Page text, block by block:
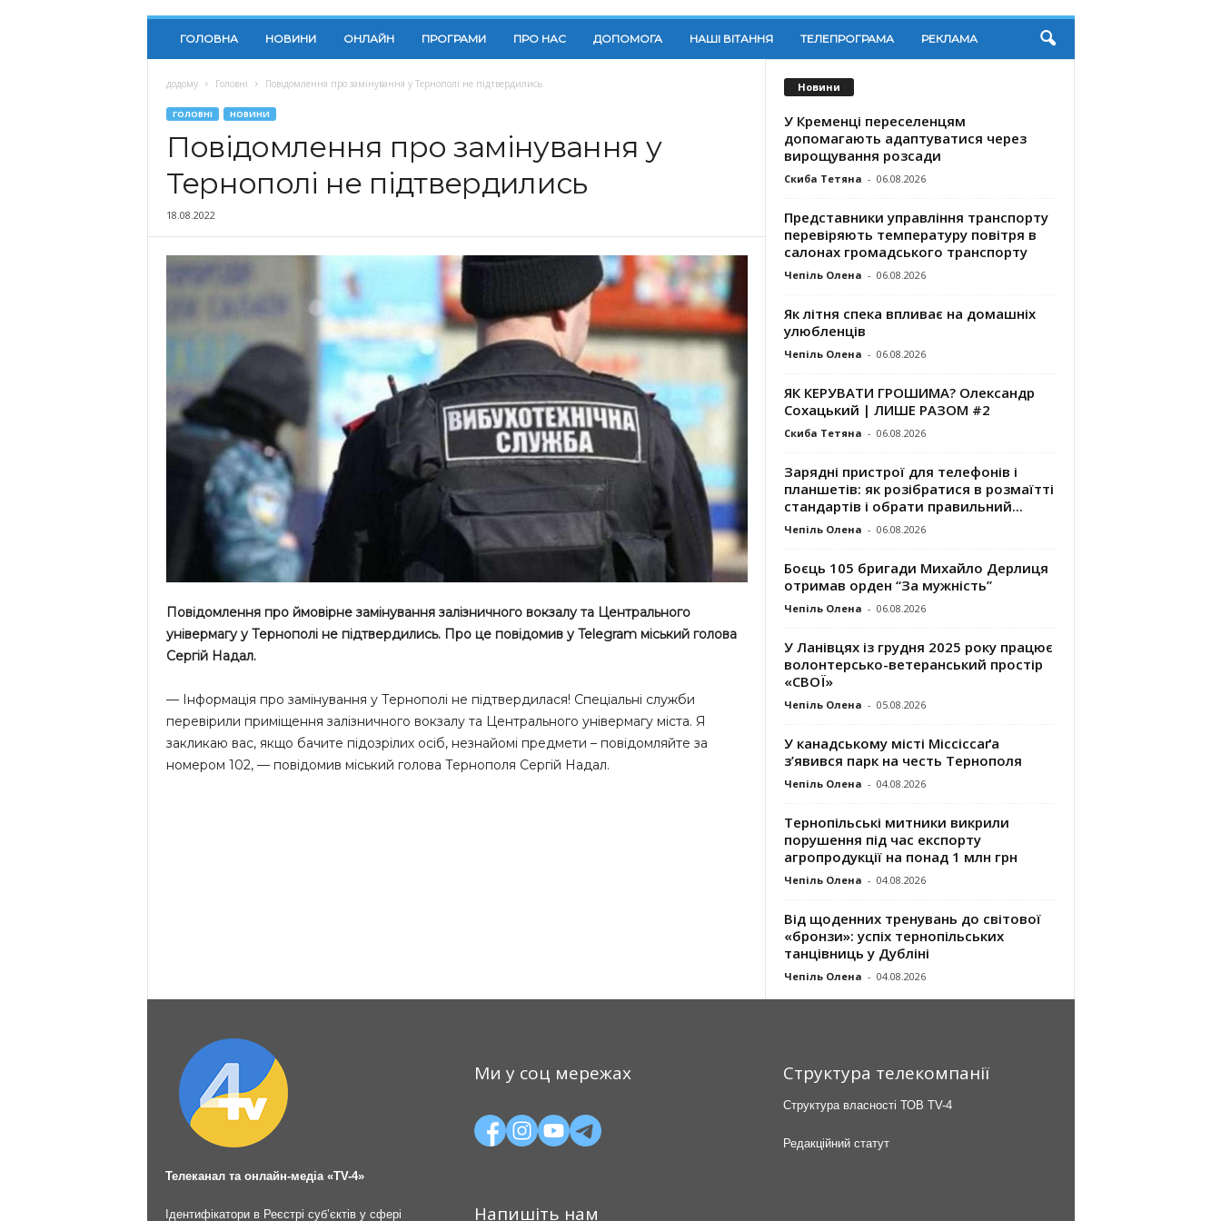
ГОЛОВНА НОВИНИ ОНЛАЙН ПРОГРАМИ ПРО НАС ДОПОМОГА НАШІ ВІТАННЯ ТЕЛЕПРОГРАМА РЕКЛАМА
додому Головні Повідомлення про замінування у Тернополі не підтвердились
ГОЛОВНІ НОВИНИ
Повідомлення про замінування у
Тернополі не підтвердились
18.08.2022
Повідомлення про ймовірне замінування залізничного вокзалу та Центрального
універмагу у Тернополі не підтвердились. Про це повідомив у Telegram міський голова
Сергій Надал.
— Інформація про замінування у Тернополі не підтвердилася! Спеціальні служби
перевірили приміщення залізничного вокзалу та Центрального універмагу міста. Я
закликаю вас, якщо бачите підозрілих осіб, незнайомі предмети – повідомляйте за
номером 102, — повідомив міський голова Тернополя Сергій Надал.
Новини
У Кременці переселенцям
допомагають адаптуватися через
вирощування розсади
Скиба Тетяна - 06.08.2026
Представники управління транспорту
перевіряють температуру повітря в
салонах громадського транспорту
Чепіль Олена - 06.08.2026
Як літня спека впливає на домашніх
улюбленців
Чепіль Олена - 06.08.2026
ЯК КЕРУВАТИ ГРОШИМА? Олександр
Сохацький | ЛИШЕ РАЗОМ #2
Скиба Тетяна - 06.08.2026
Зарядні пристрої для телефонів і
планшетів: як розібратися в розмаїтті
стандартів і обрати правильний...
Чепіль Олена - 06.08.2026
Боєць 105 бригади Михайло Дерлиця
отримав орден “За мужність”
Чепіль Олена - 06.08.2026
У Ланівцях із грудня 2025 року працює
волонтерсько-ветеранський простір
«СВОЇ»
Чепіль Олена - 05.08.2026
У канадському місті Міссіссаґа
з’явився парк на честь Тернополя
Чепіль Олена - 04.08.2026
Тернопільські митники викрили
порушення під час експорту
агропродукції на понад 1 млн грн
Чепіль Олена - 04.08.2026
Від щоденних тренувань до світової
«бронзи»: успіх тернопільських
танцівниць у Дубліні
Чепіль Олена - 04.08.2026
Телеканал та онлайн-медіа «TV-4»
Ідентифікатори в Реєстрі суб’єктів у сфері
Ми у соц мережах
Напишіть нам
Структура телекомпанії
Структура власності ТОВ TV-4
Редакційний статут